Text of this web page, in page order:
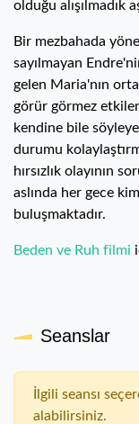
olduğu alışılmadık
Bir mezbahada
sayılmayan
gelen Maria'nın
görür görmez
kendine bile
durumu
hırsızlık olayının
aslında her gece
buluşmaktadır.
Beden ve Ruh filmi
Seanslar
İlgili seansı
alabilirsiniz.